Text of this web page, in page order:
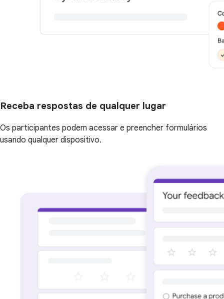
Receba respostas de qualquer lugar
Os participantes podem acessar e preencher formulários
usando qualquer dispositivo.